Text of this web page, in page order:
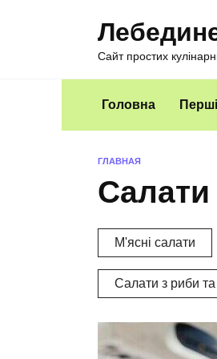
Сайт простих
Головна
ГЛАВНАЯ
Салати
М'ясні салати
Салати з риби